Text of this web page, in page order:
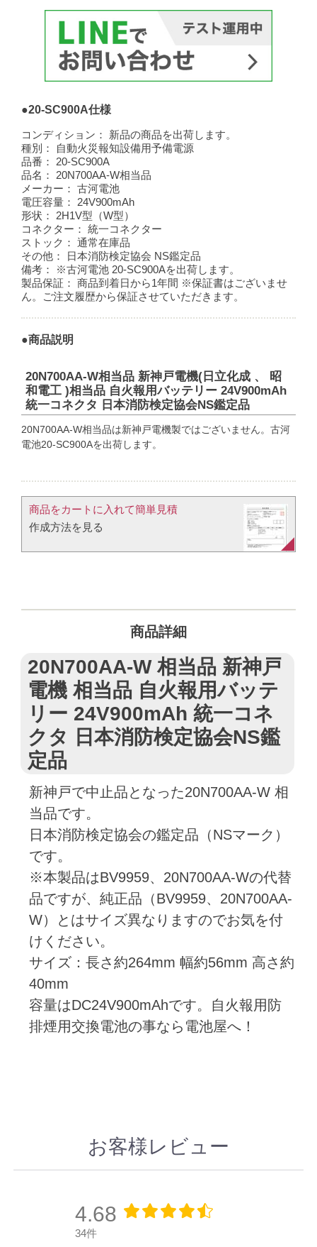
●20-SC900A仕様
コンディション：
新品の商品を出荷します。
種別：
自動火災報知設備用予備電源
品番：
20-SC900A
品名：
20N700AA-W相当品
メーカー：
古河電池
電圧容量：
24V900mAh
形状：
2H1V型（W型）
コネクター：
統一コネクター
ストック：
通常在庫品
その他：
日本消防検定協会 NS鑑定品
備考：
※古河電池 20-SC900Aを出荷します。
製品保証：
商品到着日から1年間 ※保証書はございませ
ん。ご注文履歴から保証させていただきます。
●商品説明
20N700AA-W相当品 新神戸電機(日立化成 、 昭
和電工 )相当品 自火報用バッテリー 24V900mAh
統一コネクタ 日本消防検定協会NS鑑定品
20N700AA-W相当品は新神戸電機製ではございません。古河
電池20-SC900Aを出荷します。
商品をカートに入れて簡単見積​
作成方法を見る​​
商品詳細
20N700AA-W 相当品 新神戸
電機 相当品 自火報用バッテ
リー 24V900mAh 統一コネ
クタ 日本消防検定協会NS鑑
定品
新神戸で中止品となった20N700AA-W 相
当品です。
日本消防検定協会の鑑定品（NSマーク）
です。
※本製品はBV9959、20N700AA-Wの代替
品ですが、純正品（BV9959、20N700AA-
W）とはサイズ異なりますのでお気を付
けください。
サイズ：長さ約264mm 幅約56mm 高さ約
40mm
容量はDC24V900mAhです。自火報用防
排煙用交換電池の事なら電池屋へ！
お客様レビュー
4.68
34件